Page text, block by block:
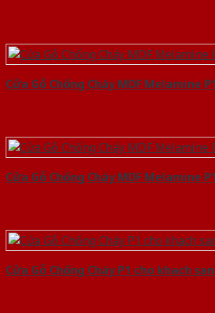
Cửa Gỗ Chống Cháy MDF Melamine
Cửa Gỗ Chống Cháy MDF Melamine
Cửa Gỗ Chống Cháy P1 cho khach san